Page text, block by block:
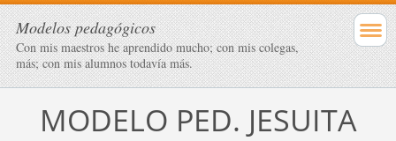
Modelos pedagógicos
Con mis maestros he aprendido mucho; con mis colegas,
más; con mis alumnos todavía más.
MODELO PED. JESUITA